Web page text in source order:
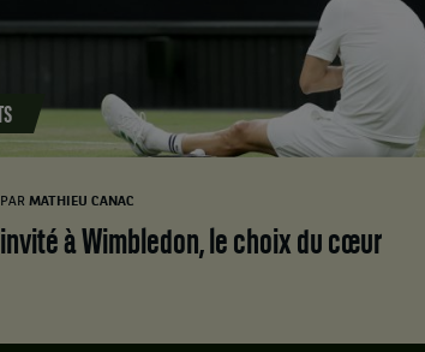
PAR MATHIEU CANAC
invité à Wimbledon, le choix du cœur